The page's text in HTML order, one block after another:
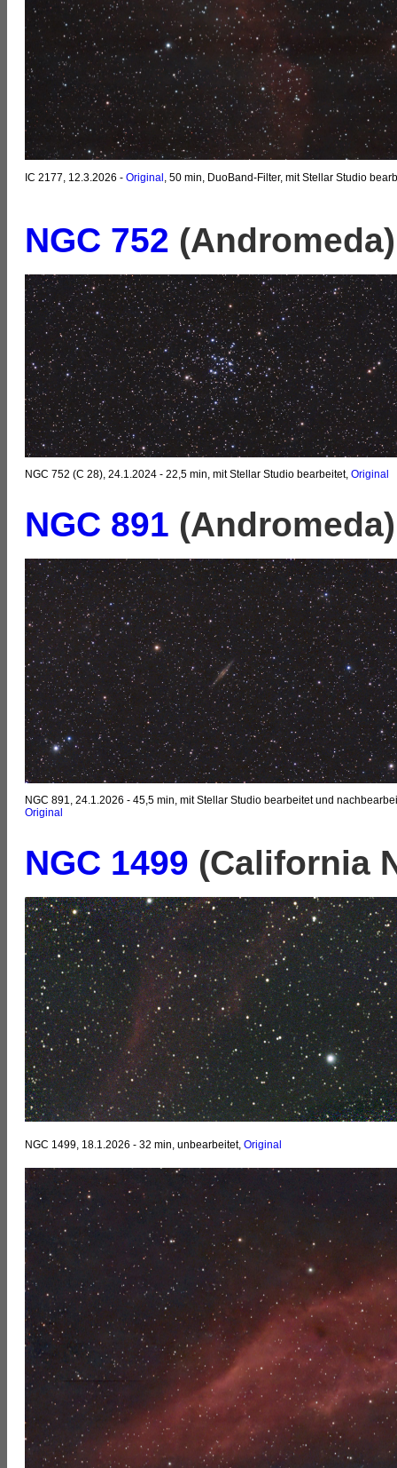
IC 2177, 12.3.2026 - Original , 50 min, DuoBand-Filter, mit Stellar Studio
NGC 752 (Andromeda)
NGC 752 (C 28), 24.1.2024 - 22,5 min, mit Stellar Studio bearbeitet, Original
NGC 891 (Andromeda)
NGC 891, 24.1.2026 - 45,5 min, mit Stellar Studio bearbeitet und
Original
NGC 1499 (California
NGC 1499, 18.1.2026 - 32 min, unbearbeitet, Original